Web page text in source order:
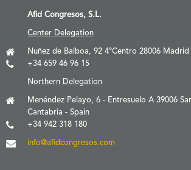
Afid Congresos, S.L.
Center Delegation
Nuñez de Balboa, 92 4ºCentro 28006 Madrid
+34 659 46 96 15
Northern Delegation
Menéndez Pelayo, 6 - Entresuelo A 39006
Cantabria - Spain
+34 942 318 180
info@afidcongresos.com